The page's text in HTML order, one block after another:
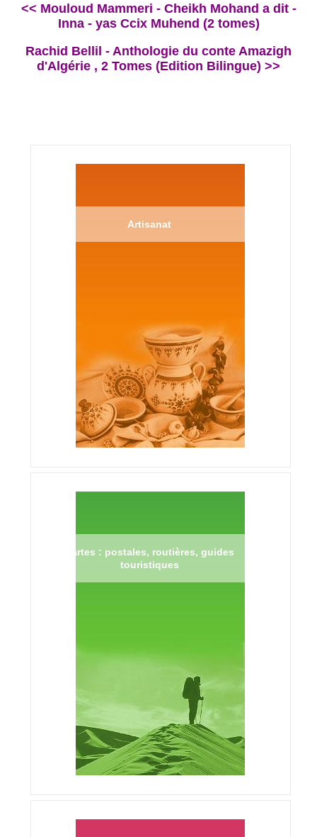
<< Mouloud Mammeri - Cheikh Mohand a dit -
Inna - yas Ccix Muhend (2 tomes)
Rachid Bellil - Anthologie du conte Amazigh
d'Algérie , 2 Tomes (Edition Bilingue) >>
Artisanat
Cartes : postales, routières, guides
touristiques